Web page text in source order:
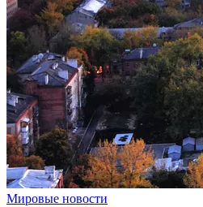
Мировые новости